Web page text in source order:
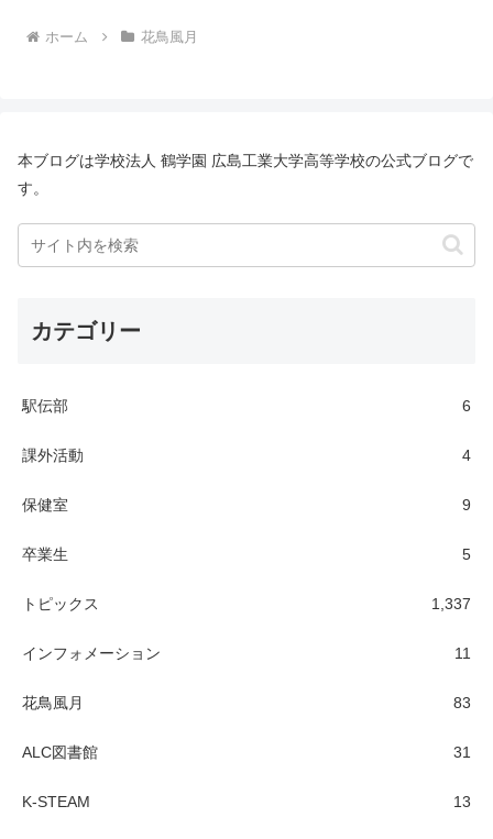
ホーム 花鳥風月
本ブログは学校法人 鶴学園 広島工業大学高等学校の公式ブログで
す。
カテゴリー
駅伝部 6
課外活動 4
保健室 9
卒業生 5
トピックス 1,337
インフォメーション 11
花鳥風月 83
ALC図書館 31
K-STEAM 13